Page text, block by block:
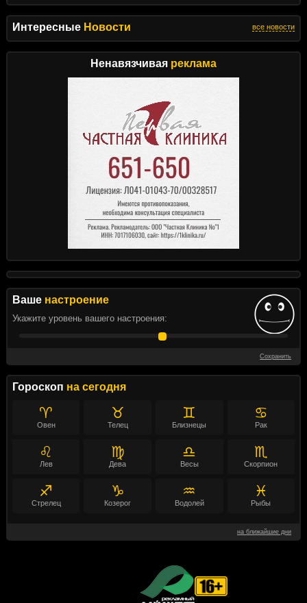
Интересные Новости все новости
Ненавязчивая реклама
Ваше настроение
Укажите уровень вашего настроения:
Сохранить
Гороскоп на сегодня
♈
Овен
♉
Телец
♊
Близнецы
♋
Рак
♌
Лев
♍
Дева
♎
Весы
♏
Скорпион
♐
Стрелец
♑
Козерог
♒
Водолей
♓
Рыбы
на ближайшие дни